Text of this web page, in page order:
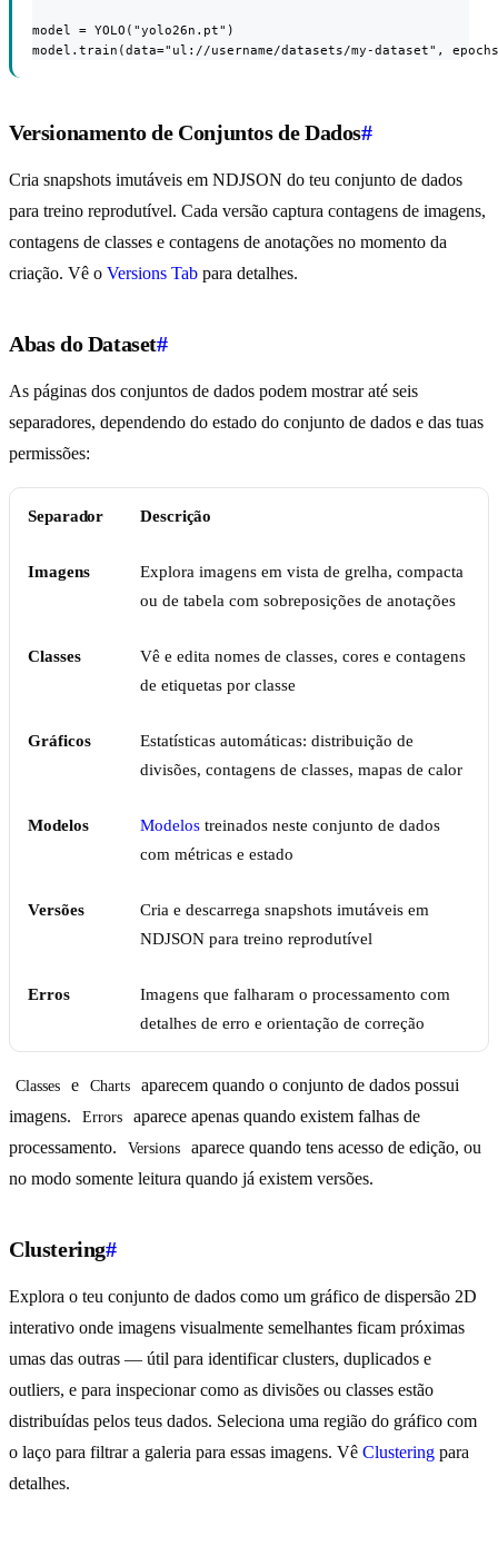
model = YOLO("yolo26n.pt")
model.train(data="ul://username/datasets/my-dataset",
Versionamento de Conjuntos de Dados#
Cria snapshots imutáveis em NDJSON do teu conjunto de dados
para treino reprodutível. Cada versão captura contagens de imagens,
contagens de classes e contagens de anotações no momento da
criação. Vê o Versions Tab para detalhes.
Abas do Dataset#
As páginas dos conjuntos de dados podem mostrar até seis
separadores, dependendo do estado do conjunto de dados e das tuas
permissões:
Separador Descrição
Imagens
Explora imagens em vista de grelha, compacta
ou de tabela com sobreposições de anotações
Classes
Vê e edita nomes de classes, cores e contagens
de etiquetas por classe
Gráficos
Estatísticas automáticas: distribuição de
divisões, contagens de classes, mapas de calor
Modelos Modelos treinados neste conjunto de dados
com métricas e estado
Versões
Cria e descarrega snapshots imutáveis em
NDJSON para treino reprodutível
Erros
Imagens que falharam o processamento com
detalhes de erro e orientação de correção
Classes e Charts
aparecem quando o conjunto de dados possui
imagens.
Errors
aparece apenas quando existem falhas de
processamento.
Versions
aparece quando tens acesso de edição, ou
no modo somente leitura quando já existem versões.
Clustering#
Explora o teu conjunto de dados como um gráfico de dispersão 2D
interativo onde imagens visualmente semelhantes ficam próximas
umas das outras — útil para identificar clusters, duplicados e
outliers, e para inspecionar como as divisões ou classes estão
distribuídas pelos teus dados. Seleciona uma região do gráfico com
o laço para filtrar a galeria para essas imagens. Vê Clustering para
detalhes.